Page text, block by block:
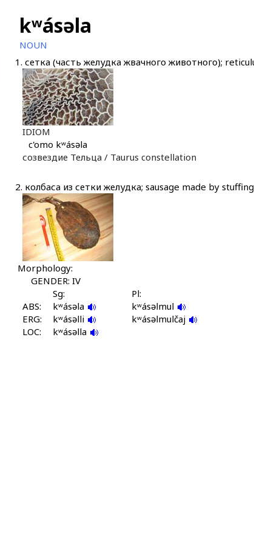
kʷásəla
NOUN
1. сетка (часть желудка жвачного животного);
IDIOM
c'omo kʷásəla
созвездие Тельца / Taurus constellation
2. колбаса из сетки желудка; sausage made by
Morphology:
GENDER: IV
Sg:
Pl:
ABS:
kʷásəla
kʷásəlmul
ERG:
kʷásəlli
kʷásəlmulčaj
LOC:
kʷásəlla